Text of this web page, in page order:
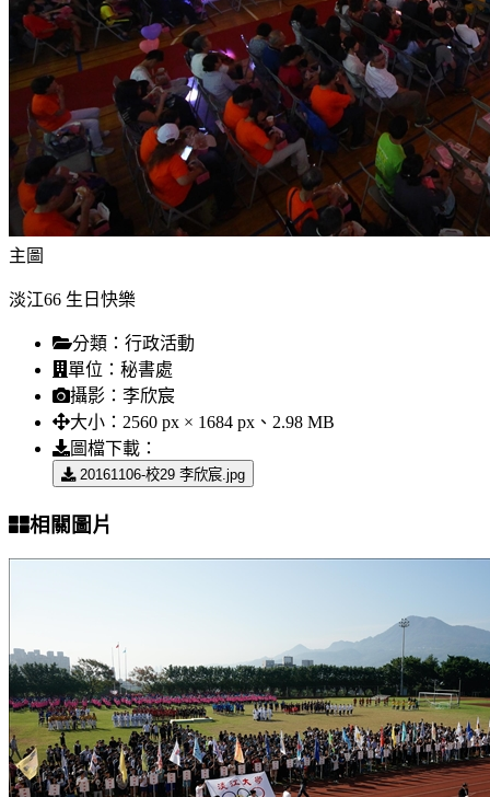
主圖
淡江66 生日快樂
分類： 行政活動
單位： 秘書處
攝影： 李欣宸
大小： 2560 px × 1684 px、2.98 MB
圖檔下載：
20161106-校29 李欣宸.jpg
相關圖片